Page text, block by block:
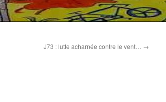
J73 : lutte acharnée contre le vent… →